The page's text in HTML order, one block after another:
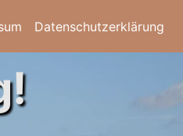
Datenschutzerklärung